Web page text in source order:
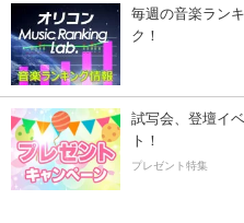
毎週の音楽ラン
ク！
試写会、登壇イ
ト！
プレゼント特集